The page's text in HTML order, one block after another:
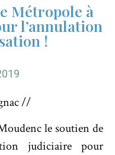
Métropole à
l’annulation
!
//
le soutien de
judiciaire pour